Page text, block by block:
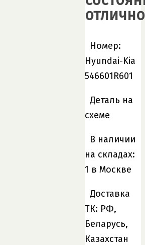
Номер:
Hyundai-Kia
546601R601
Деталь на
схеме
В наличии
на складах:
1 в Москве
Доставка
ТК: РФ,
Беларусь,
Казахстан